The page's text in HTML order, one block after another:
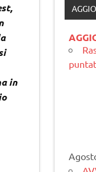
in